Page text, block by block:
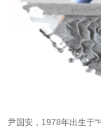
尹国安，1978年出生于“